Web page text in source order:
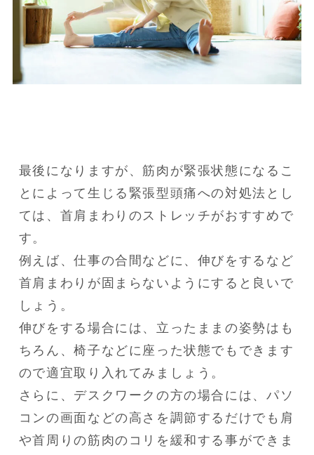
最後になりますが、筋肉が緊張状態になるこ
とによって生じる緊張型頭痛への対処法とし
ては、首肩まわりのストレッチがおすすめで
す。
例えば、仕事の合間などに、伸びをするなど
首肩まわりが固まらないようにすると良いで
しょう。
伸びをする場合には、立ったままの姿勢はも
ちろん、椅子などに座った状態でもできます
ので適宜取り入れてみましょう。
さらに、デスクワークの方の場合には、パソ
コンの画面などの高さを調節するだけでも肩
や首周りの筋肉のコリを緩和する事ができま